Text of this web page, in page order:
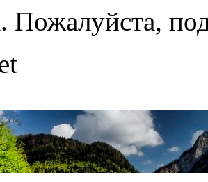
Пожалуйста,